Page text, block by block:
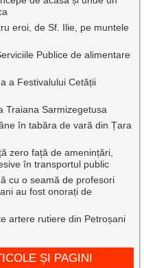
eroi, de Sf. Ilie, pe muntele
Publice de alimentare
a a Festivalului Cetății
Traiana Sarmizegetusa
în tabăra de vară din Țara
zero față de amenințări,
în transportul public
cu o seamă de profesori
au fost onorați de
artere rutiere din Petroșani
ȘI PAGINI